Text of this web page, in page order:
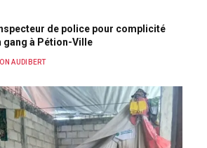
de police pour complicité
gang à Pétion-Ville
AUDIBERT